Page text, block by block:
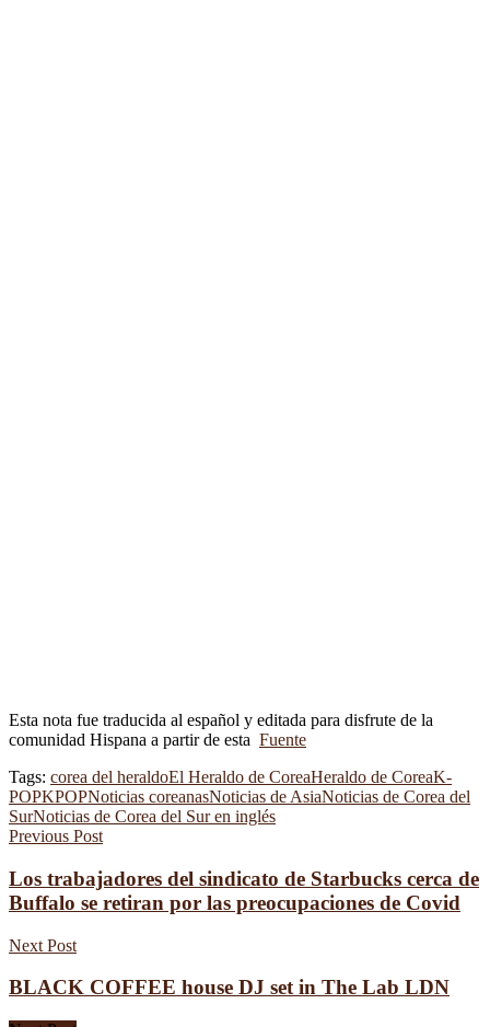
Esta nota fue traducida al español y editada para disfrute de la
comunidad Hispana a partir de esta Fuente
Tags: corea del heraldoEl Heraldo de CoreaHeraldo de CoreaK-
POPKPOPNoticias coreanasNoticias de AsiaNoticias de Corea del
SurNoticias de Corea del Sur en inglés
Previous Post
Los trabajadores del sindicato de Starbucks cerca de
Buffalo se retiran por las preocupaciones de Covid
Next Post
BLACK COFFEE house DJ set in The Lab LDN